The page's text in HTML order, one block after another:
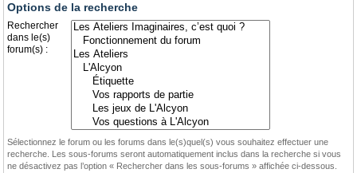
Options de la recherche
Rechercher
dans le(s)
forum(s) :
Sélectionnez le forum ou les forums dans le(s)quel(s) vous souhaitez effectuer une
recherche. Les sous-forums seront automatiquement inclus dans la recherche si vous
ne désactivez pas l’option « Rechercher dans les sous-forums » affichée ci-dessous.